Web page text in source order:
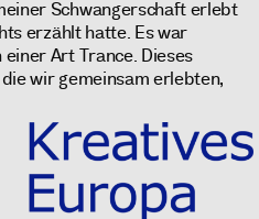
Schwangerschaft erlebt
erzählt hatte. Es war
Art Trance. Dieses
wir gemeinsam erlebten,